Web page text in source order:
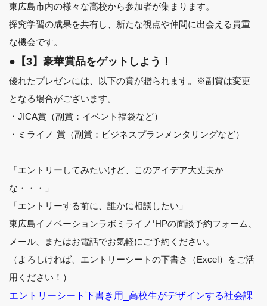
東広島市内の様々な高校から参加者が集まります。
探究学習の成果を共有し、新たな視点や仲間に出会える貴重
な機会です。
●【3】豪華賞品をゲットしよう！
優れたプレゼンには、以下の賞が贈られます。※副賞は変更
となる場合がございます。
・JICA賞（副賞：イベント福袋など）
・ミライノ⁺賞（副賞：ビジネスプランメンタリングなど）
「エントリーしてみたいけど、このアイデア大丈夫か
な・・・」
「エントリーする前に、誰かに相談したい」
東広島イノベーションラボミライノ⁺HPの面談予約フォーム、
メール、またはお電話でお気軽にご予約ください。
（よろしければ、エントリーシートの下書き（Excel）をご活
用ください！）
エントリーシート下書き用_高校生がデザインする社会課